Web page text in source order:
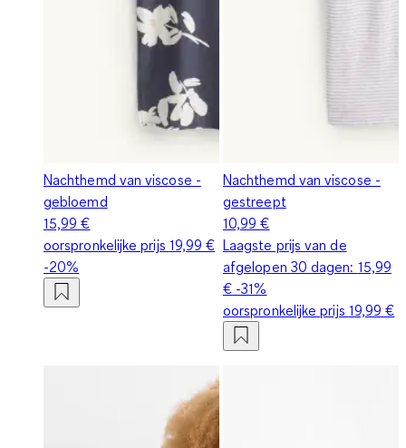
Nachthemd van viscose -
gebloemd
15,99 €
oorspronkelijke prijs 19,99 €
-20%
Nachthemd van viscose -
gestreept
10,99 €
Laagste prijs van de
afgelopen 30 dagen: 15,99
€ -31%
oorspronkelijke prijs 19,99 €